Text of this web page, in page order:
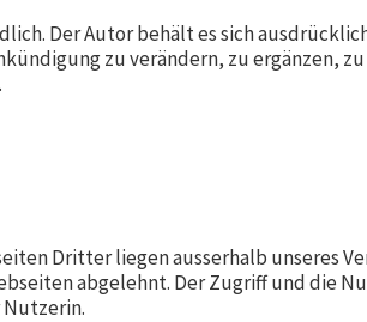
Der Autor behält es sich
zu verändern, zu ergänzen,
Dritter liegen ausserhalb unseres
abgelehnt. Der Zugriff und die
Nutzerin.